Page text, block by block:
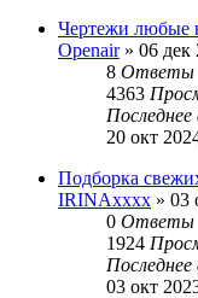
Чертежи любые
Openair» 06 дек
8 Ответы
4363
20 окт
Подборка
IRINAxxxx » 03
0 Ответы
1924
03 окт